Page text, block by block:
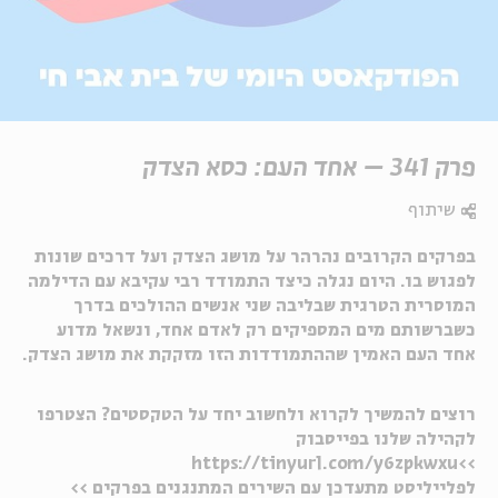
פרק 341 – אחד העם: כסא הצדק
בפרקים הקרובים נהרהר על מושג הצדק ועל דרכים שונות
לפגוש בו. היום נגלה כיצד התמודד רבי עקיבא עם הדילמה
המוסרית הטרגית שבליבה שני אנשים ההולכים בדרך
כשברשותם מים המספיקים רק לאדם אחד, ונשאל מדוע
אחד העם האמין שההתמודדות הזו מזקקת את מושג הצדק.
רוצים להמשיך לקרוא ולחשוב יחד על הטקסטים? הצטרפו
לקהילה שלנו בפייסבוק
>>https://tinyurl.com/y6zpkwxu
לפלייליסט מתעדכן עם השירים המתנגנים בפרקים >>
שיתוף